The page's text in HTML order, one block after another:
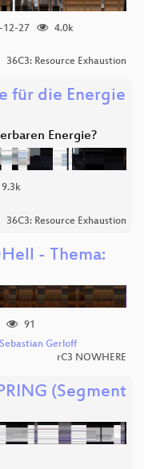
12-27
4.0k
36C3: Resource Exhaustion
für die Energie
Energie?
36C3: Resource Exhaustion
- Thema:
91
Sebastian Gerloff
rC3 NOWHERE
(Segment